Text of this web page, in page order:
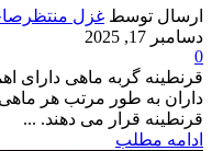
ارسال توسط غزل
دسامبر 17, 2025
0
قرنطینه گربه ماهی دارای
داران به طور مرتب هر
قرنطینه قرار می دهند. ...
ادامه مطلب